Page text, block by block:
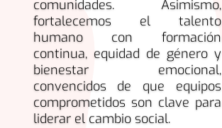
comunidades. Asimismo,
fortalecemos el talento
humano con formación
continua, equidad de género y
bienestar emocional,
convencidos de que equipos
comprometidos son clave para
liderar el cambio social.